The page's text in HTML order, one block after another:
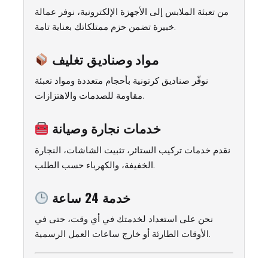
من تعبئة الملابس إلى الأجهزة الإلكترونية، نوفر عمالة
خبيرة تضمن حزم ممتلكاتك بعناية تامة.
مواد وصناديق تغليف
نوفّر صناديق كرتونية بأحجام متعددة ومواد تعبئة
مقاومة للصدمات والاهتزازات.
خدمات نجارة وصيانة
نقدم خدمات تركيب الستائر، تثبيت الشاشات، النجارة
الخفيفة، والكهرباء حسب الطلب.
خدمة 24 ساعة
نحن على استعداد لخدمتك في أي وقت، حتى في
الأوقات الطارئة أو خارج ساعات العمل الرسمية.